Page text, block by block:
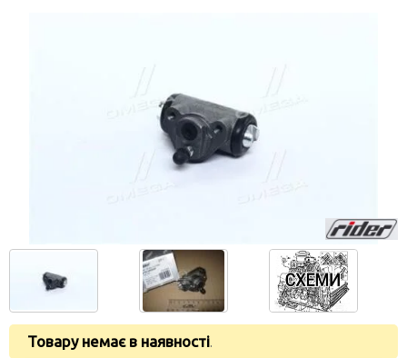
Товару немає в наявності.